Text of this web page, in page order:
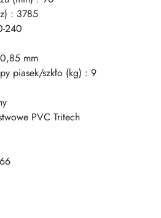
: 3785
240
mm
piasek/szkło (kg) : 9
PVC Tritech